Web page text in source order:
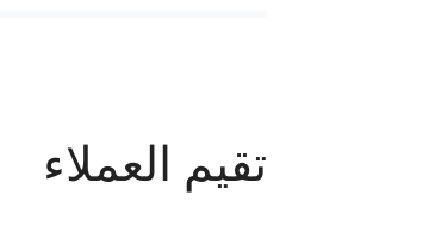
عدد الحجوزات
تقيم العملاء